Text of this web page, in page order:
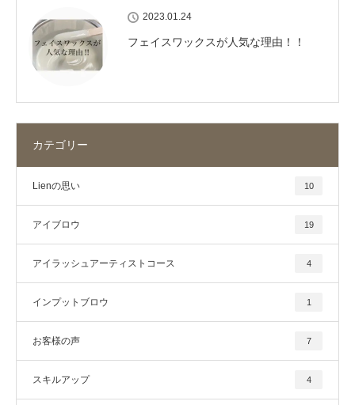
2023.01.24
フェイスワックスが人気な理由！！
カテゴリー
Lienの思い 10
アイブロウ 19
アイラッシュアーティストコース 4
インプットブロウ 1
お客様の声 7
スキルアップ 4